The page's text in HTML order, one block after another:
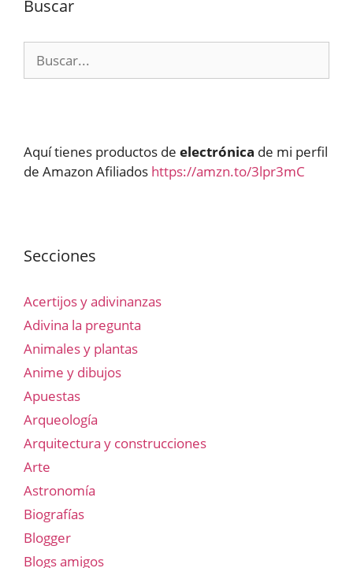
Buscar
Aquí tienes productos de electrónica de mi perfil
de Amazon Afiliados https://amzn.to/3lpr3mC
Secciones
Acertijos y adivinanzas
Adivina la pregunta
Animales y plantas
Anime y dibujos
Apuestas
Arqueología
Arquitectura y construcciones
Arte
Astronomía
Biografías
Blogger
Blogs amigos